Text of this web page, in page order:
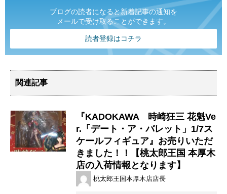
ブログの読者になると新着記事の通知を
メールで受け取ることができます。
読者登録はコチラ
関連記事
『KADOKAWA 時崎狂三 花魁Ve
r.「デート・ア・バレット」1/7ス
ケールフィギュア』お売りいただ
きました！！【桃太郎王国 本厚木
店の入荷情報となります】
桃太郎王国本厚木店店長